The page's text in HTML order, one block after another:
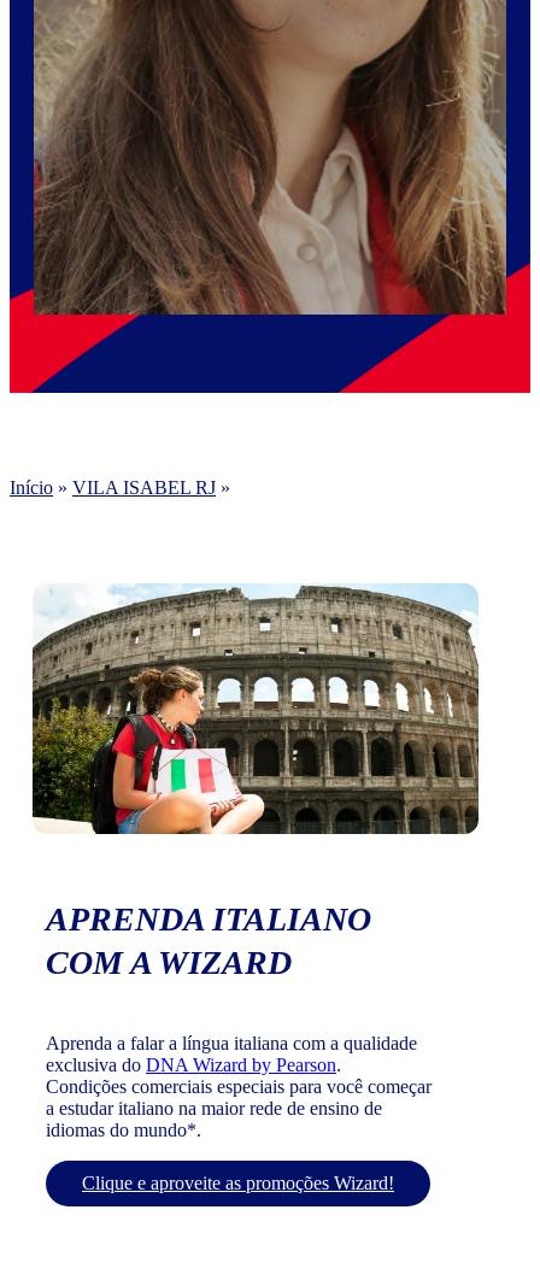
Início » VILA ISABEL RJ »
APRENDA ITALIANO
COM A WIZARD
Aprenda a falar a língua italiana com a qualidade
exclusiva do DNA Wizard by Pearson.
Condições comerciais especiais para você começar
a estudar italiano na maior rede de ensino de
idiomas do mundo*.
Clique e aproveite as promoções Wizard!